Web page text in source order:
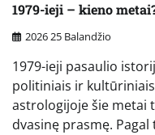
1979-ieji – kieno
2026 25 Balandžio
1979-ieji pasaulio
politiniais ir
astrologijoje šie metai
dvasinę prasmę.